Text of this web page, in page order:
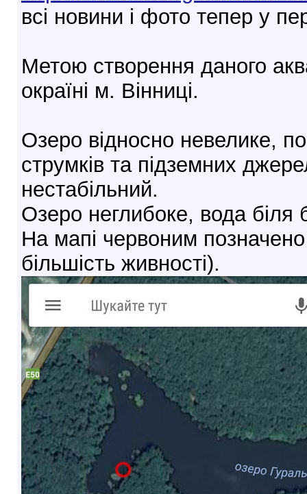
всі новини і фото тепер у
Метою створення даного
окраїні м. Вінниці.
Озеро відносно невелике,
струмків та підземних
нестабільний.
Озеро неглибоке, вода біля
На мапі червоним позначено
більшість живності).